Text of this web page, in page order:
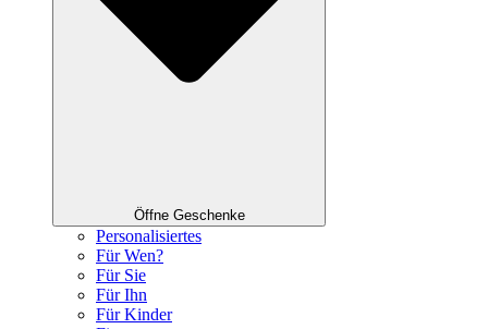
Öffne Geschenke
Personalisiertes
Für Wen?
Für Sie
Für Ihn
Für Kinder